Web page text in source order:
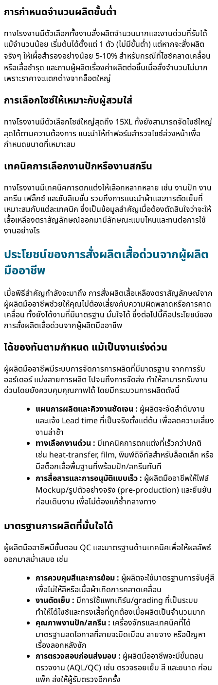
การกำหนดจำนวนผลิตขั้นต่ำ
ทางโรงงานมีตัวเลือกทั้งงานสั่งผลิตจำนวนมากและงานด่วนที่รับได้
แม้จำนวนน้อย เริ่มต้นได้ตั้งแต่ 1 ตัว (ไม่มีขั้นต่ำ) แต่หากจะสั่งผลิต
จริงๆ ให้เผื่อสำรองอย่างน้อย 5-10% สำหรับกรณีที่ไซซ์คลาดเคลื่อน
หรือเสื้อชำรุด และถามผู้ผลิตเรื่องค่าผลิตต่อชิ้นเมื่อสั่งจำนวนไม่มาก
เพราะราคาจะแตกต่างจากล็อตใหญ่
การเลือกไซซ์ให้เหมาะกับผู้สวมใส่
ทางโรงงานมีตัวเลือกไซซ์ใหญ่สุดถึง 15XL ทั้งยังสามารถจัดไซซ์ใหญ่
สุดได้ตามความต้องการ แนะนำให้ทำฟอร์มสำรวจไซซ์ล่วงหน้าเพื่อ
กำหนดขนาดที่เหมาะสม
เทคนิคการเลือกงานปักหรืองานสกรีน
ทางโรงงานมีเทคนิคการตกแต่งให้เลือกหลากหลาย เช่น งานปัก งาน
สกรีน เฟล็กซ์ และซับลิเมชั่น รวมถึงการแนะนำผ้าและการตัดเย็บที่
เหมาะสมกับแต่ละเทคนิค ซึ่งเป็นข้อมูลสำคัญเมื่อต้องตัดสินใจว่าจะให้
เสื้อเหลืองตราสัญลักษณ์ออกมามีลักษณะแบบไหนและทนต่อการใช้
งานอย่างไร
ประโยชน์ของการสั่งผลิตเสื้อด่วนจากผู้ผลิต
มืออาชีพ
เมื่อพิธีสำคัญกำลังจะมาถึง การสั่งผลิตเสื้อเหลืองตราสัญลักษณ์จาก
ผู้ผลิตมืออาชีพช่วยให้คุณไม่ต้องเสี่ยงกับความผิดพลาดหรือการคาด
เคลื่อน ทั้งยังได้งานที่มีมาตรฐาน มั่นใจได้ ซึ่งต่อไปนี้คือประโยชน์ของ
การสั่งผลิตเสื้อด่วนจากผู้ผลิตมืออาชีพ
ได้ของทันตามกำหนด แม้เป็นงานเร่งด่วน
ผู้ผลิตมืออาชีพมีระบบการจัดการการผลิตที่มีมาตรฐาน จากการรับ
ออร์เดอร์ แบ่งสายการผลิต ไปจนถึงการจัดส่ง ทำให้สามารถรับงาน
ด่วนโดยยังควบคุมคุณภาพได้ โดยมีกระบวนการผลิตดังนี้
แผนการผลิตและคิวงานชัดเจน : ผู้ผลิตจะจัดลำดับงาน
และแจ้ง Lead time ที่เป็นจริงตั้งแต่ต้น เพื่อลดความเสี่ยง
งานล่าช้า
ทางเลือกงานด่วน : มีเทคนิคการตกแต่งที่เร็วกว่าปกติ
เช่น heat-transfer, film, พิมพ์ดิจิทัลสำหรับล็อตเล็ก หรือ
มีสต็อกเสื้อพื้นฐานที่พร้อมปัก/สกรีนทันที
การสื่อสารและการอนุมัติแบบเร็ว : ผู้ผลิตมืออาชีพให้ไฟล์
Mockup/รูปตัวอย่างจริง (pre-production) และยืนยัน
ก่อนเดินงาน เพื่อไม่ต้องแก้ซ้ำกลางทาง
มาตรฐานการผลิตที่มั่นใจได้
ผู้ผลิตมืออาชีพมีขั้นตอน QC และมาตรฐานด้านเทคนิคเพื่อให้ผลลัพธ์
ออกมาสม่ำเสมอ เช่น
การควบคุมสีและการย้อม : ผู้ผลิตจะใช้มาตรฐานการจับคู่สี
เพื่อไม่ให้สีหรือเนื้อผ้าเกิดการคลาดเคลื่อน
งานตัดเย็บ : มีการใช้แพทเทิร์น/grading ที่เป็นระบบ
ทำให้ได้ไซซ์และทรงเสื้อที่ถูกต้องเมื่อผลิตเป็นจำนวนมาก
คุณภาพงานปัก/สกรีน : เครื่องจักรและเทคนิคที่ได้
มาตรฐานลดโอกาสที่ลายจะบิดเบือน ลายจาง หรือปัญหา
เรื่องลอกหลังซัก
การตรวจสอบก่อนส่งมอบ : ผู้ผลิตมืออาชีพจะมีขั้นตอน
ตรวจงาน (AQL/QC) เช่น ตรวจรอยเย็บ สี และขนาด ก่อน
แพ็ค ส่งให้ผู้รับตรวจอีกครั้ง